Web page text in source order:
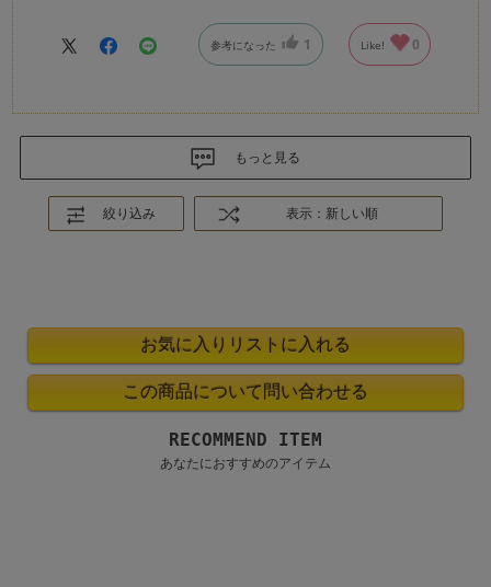
参考になった 1 Like! 0
もっと見る
絞り込み 表示：新しい順
RECOMMEND ITEM
あなたにおすすめのアイテム